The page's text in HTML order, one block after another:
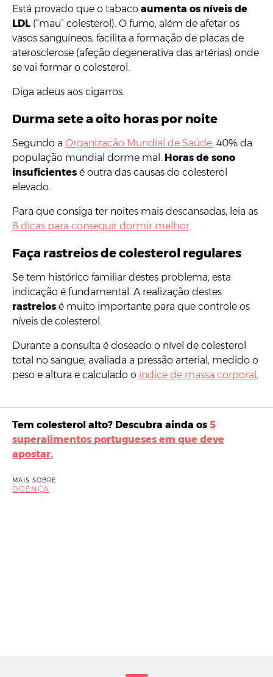
Está provado que o tabaco aumenta os níveis de
LDL (“mau” colesterol). O fumo, além de afetar os
vasos sanguíneos, facilita a formação de placas de
aterosclerose (afeção degenerativa das artérias) onde
se vai formar o colesterol.
Diga adeus aos cigarros.
Durma sete a oito horas por noite
Segundo a Organização Mundial de Saúde, 40% da
população mundial dorme mal. Horas de sono
insuficientes é outra das causas do colesterol
elevado.
Para que consiga ter noites mais descansadas, leia as
8 dicas para conseguir dormir melhor
Faça rastreios de colesterol regulares
Se tem histórico familiar destes problema, esta
indicação é fundamental. A realização destes
rastreios é muito importante para que controle os
níveis de colesterol.
Durante a consulta é doseado o nível de colesterol
total no sangue, avaliada a pressão arterial, medido o
peso e altura e calculado o índice de massa corporal
Tem colesterol alto? Descubra ainda os 5
superalimentos portugueses em que deve
apostar.
MAIS SOBRE
DOENÇA